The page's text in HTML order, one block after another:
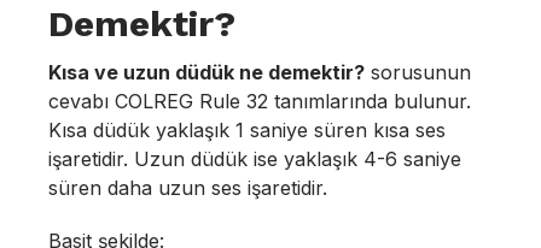
Demektir?
Kısa ve uzun düdük ne demektir? sorusunun
cevabı COLREG Rule 32 tanımlarında bulunur.
Kısa düdük yaklaşık 1 saniye süren kısa ses
işaretidir. Uzun düdük ise yaklaşık 4-6 saniye
süren daha uzun ses işaretidir.
Basit şekilde: